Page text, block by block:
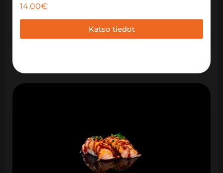
14.00€
Katso tiedot